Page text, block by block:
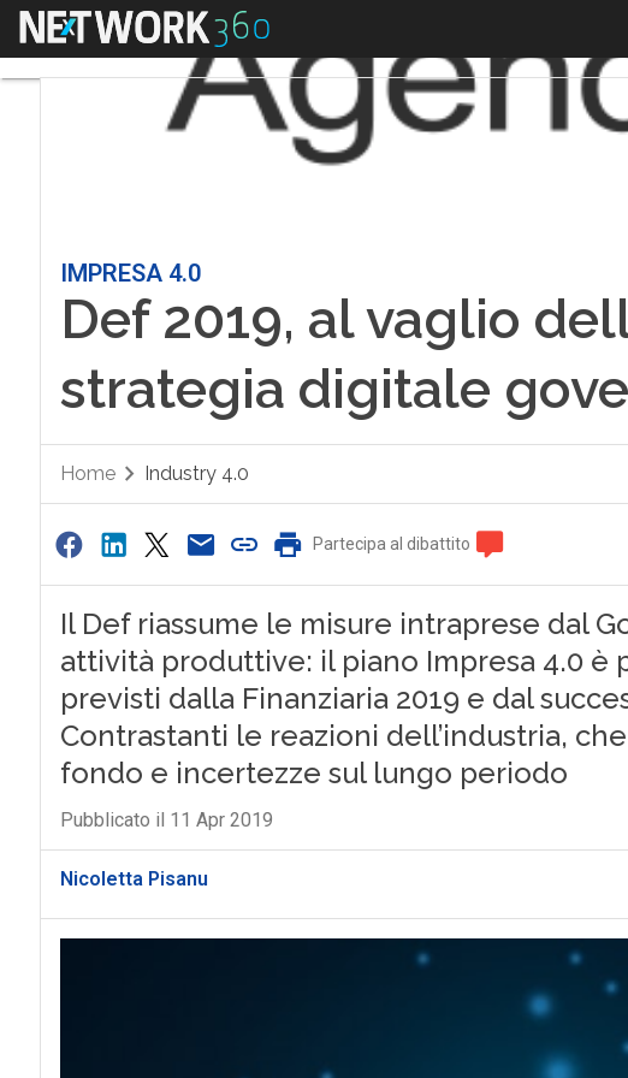
Menu
IMPRESA 4.0
Def 2019, al vaglio
strategia digitale
Home Industry 4.0
Partecipa al dibattito
Il Def riassume le misure intraprese dal
attività produttive: il piano Impresa 4.0
previsti dalla Finanziaria 2019 e dal
Contrastanti le reazioni dell’industria,
fondo e incertezze sul lungo periodo
Pubblicato il 11 Apr 2019
Nicoletta Pisanu